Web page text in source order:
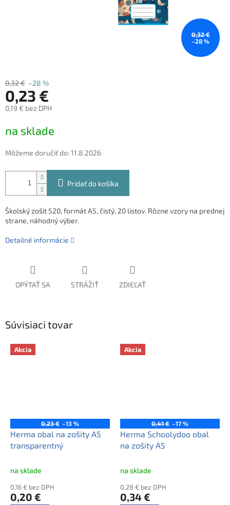
0,32 €
–28 %
0,32 € –28 %
0,23 €
0,19 € bez DPH
cena:
na sklade
Môžeme doručiť do:11.8.2026
Pridať do košíka
Školský zošit 520, formát A5, čistý, 20 listov. Rôzne vzory na prednej
strane, náhodný výber.
Detailné informácie
OPÝTAŤ SA STRÁŽIŤ ZDIEĽAŤ
Súvisiaci tovar
Akcia
0,23 € –13 %
Herma obal na zošity A5
transparentný
na sklade
0,16 € bez DPH
0,20 €
Akcia
0,41 € –17 %
Herma Schoolydoo obal
na zošity A5
na sklade
0,28 € bez DPH
0,34 €